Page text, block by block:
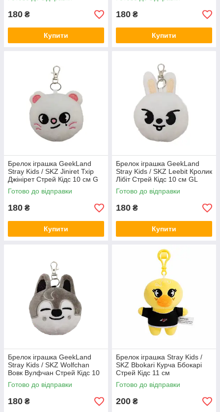
180 ₴
Купити
180 ₴
Купити
Брелок іграшка GeekLand
Stray Kids / SKZ Jiniret Тхір
Джінірет Стрей Кідс 10 см G
SKZ J08
Готово до відправки
180 ₴
Купити
Брелок іграшка GeekLand
Stray Kids / SKZ Leebit Кролик
Лібіт Стрей Кідс 10 см GL
SKZ L 06
Готово до відправки
180 ₴
Купити
Брелок іграшка GeekLand
Stray Kids / SKZ Wolfchan
Вовк Вулфчан Стрей Кідс 10
см G SKZ04
Готово до відправки
180 ₴
Брелок іграшка Stray Kids /
SKZ Bbokari Курча Ббокарі
Стрей Кідс 11 см
Готово до відправки
200 ₴